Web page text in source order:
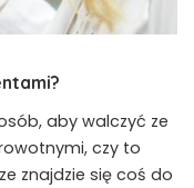
aby walczyć ze
czy to
znajdzie się coś do